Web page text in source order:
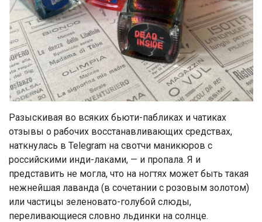
Разыскивая во всяких бьюти-пабликах и чатиках
отзывы о рабочих восстанавливающих средствах,
наткнулась в Telegram на свотчи маникюров с
российскими инди-лаками, — и пропала. Я и
представить не могла, что на ногтях может быть такая
нежнейшая лаванда (в сочетании с розовым золотом)
или частицы зеленовато-голубой слюды,
переливающиеся словно льдинки на солнце.